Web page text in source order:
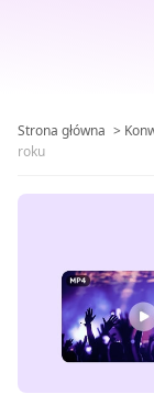
Strona główna >
roku